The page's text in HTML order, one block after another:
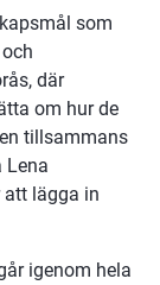
som
där
om hur de
tillsammans
Lena
lägga in
igenom hela